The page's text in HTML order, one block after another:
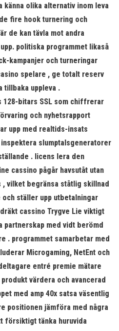
olika alternativ inom leva
fire hook turnering och
de kan tävla mot andra
politiska programmet likaså
kampanjer och turneringar
spelare , ge totalt reserv
tillbaka uppleva .
128-bitars SSL som chiffrerar
och nyhetsrapport
upp med realtids-insats
slumptalsgeneratorer
. licens lera den
cassino pågår havsutåt utan
vilket begränsa ståtlig skillnad
ställer upp utbetalningar
cassino Trygve Lie viktigt
partnerskap med vidt berömd
. programmet samarbetar med
Microgaming, NetEnt och
entré premie mätare
värdera och avancerad
med amp 40x satsa väsentlig
positionen jämföra med några
försiktigt tänka huruvida